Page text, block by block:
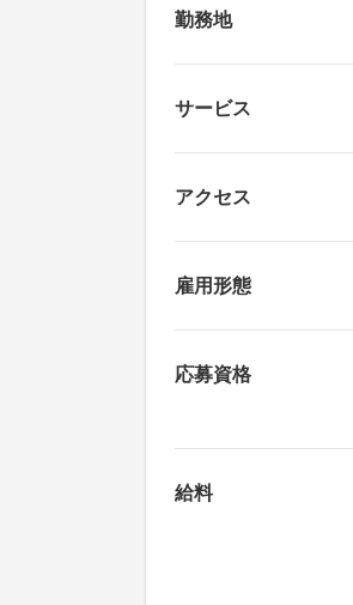
勤務地
サービス
アクセス
雇用形態
応募資格
給料